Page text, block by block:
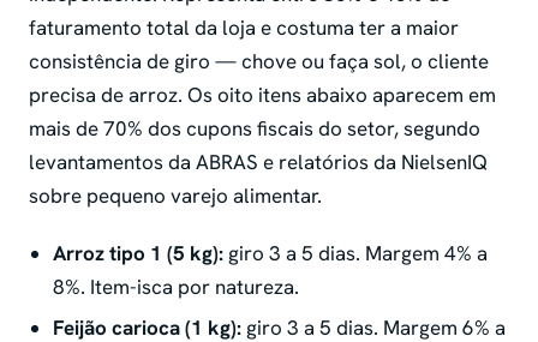
faturamento total da loja e costuma ter a maior
consistência de giro — chove ou faça sol, o cliente
precisa de arroz. Os oito itens abaixo aparecem em
mais de 70% dos cupons fiscais do setor, segundo
levantamentos da ABRAS e relatórios da NielsenIQ
sobre pequeno varejo alimentar.
Arroz tipo 1 (5 kg): giro 3 a 5 dias. Margem 4% a
8%. Item-isca por natureza.
Feijão carioca (1 kg): giro 3 a 5 dias. Margem 6% a